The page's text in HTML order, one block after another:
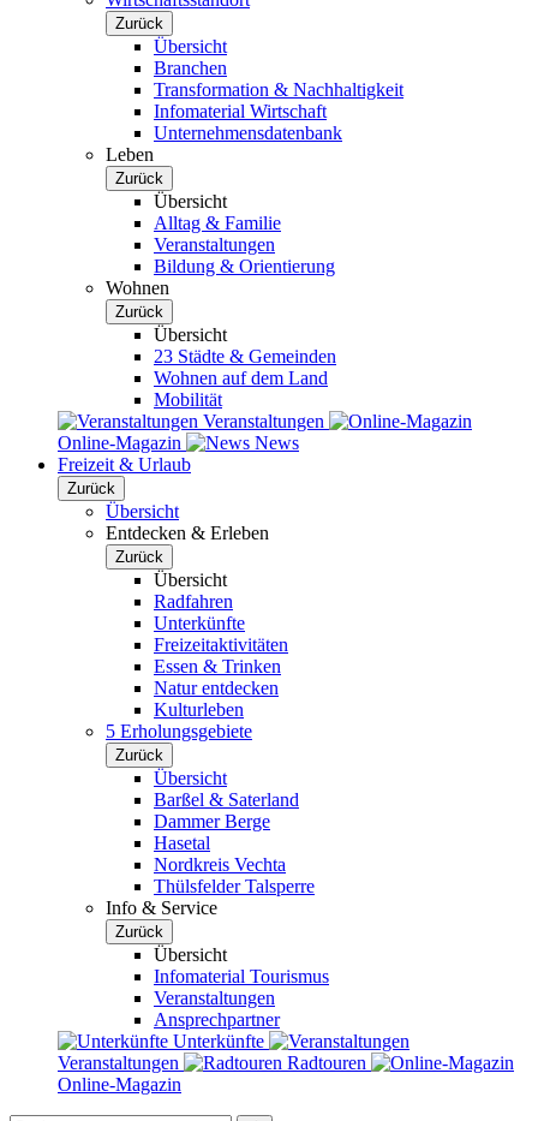
Zurück
Übersicht
Branchen
Transformation & Nachhaltigkeit
Infomaterial Wirtschaft
Unternehmensdatenbank
Leben
Zurück
Übersicht
Alltag & Familie
Veranstaltungen
Bildung & Orientierung
Wohnen
Zurück
Übersicht
23 Städte & Gemeinden
Wohnen auf dem Land
Mobilität
Veranstaltungen
Online-Magazin
News
Freizeit & Urlaub
Zurück
Übersicht
Entdecken & Erleben
Zurück
Übersicht
Radfahren
Unterkünfte
Freizeitaktivitäten
Essen & Trinken
Natur entdecken
Kulturleben
5 Erholungsgebiete
Zurück
Übersicht
Barßel & Saterland
Dammer Berge
Hasetal
Nordkreis Vechta
Thülsfelder Talsperre
Info & Service
Zurück
Übersicht
Infomaterial Tourismus
Veranstaltungen
Ansprechpartner
Unterkünfte
Veranstaltungen
Radtouren
Online-Magazin